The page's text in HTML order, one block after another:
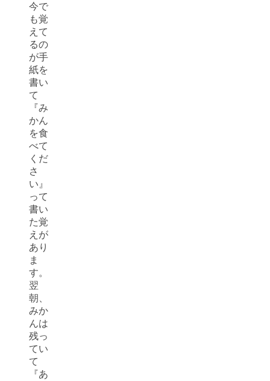
今で
も覚
えて
るの
が手
紙を
書い
て
『み
かん
を食
べて
くだ
さ
い』
って
書い
た覚
えが
あり
ま
す。
翌
朝、
みか
んは
残っ
てい
て
『あ